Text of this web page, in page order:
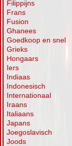
Filippijns
Frans
Fusion
Ghanees
Goedkoop en snel
Grieks
Hongaars
Iers
Indiaas
Indonesisch
Internationaal
Iraans
Italiaans
Japans
Joegoslavisch
Joods